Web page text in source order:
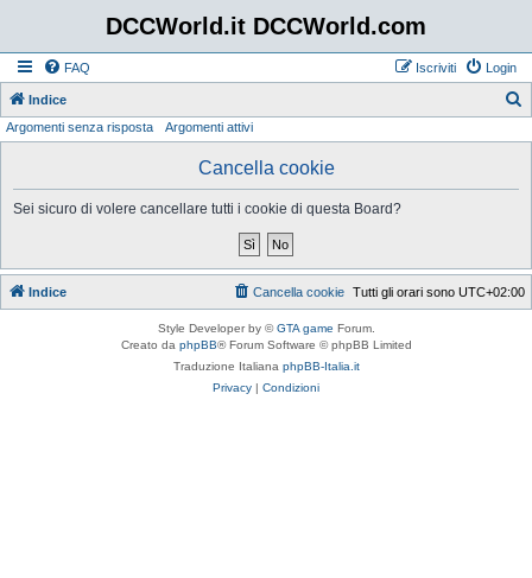
DCCWorld.it DCCWorld.com
FAQ Login
Iscriviti
Indice
Argomenti senza risposta Argomenti attivi
Cancella cookie
Sei sicuro di volere cancellare tutti i cookie di questa Board?
Indice Tutti gli orari sono UTC+02:00
Cancella cookie
Style Developer by ©GTA game Forum.
Creato da phpBB® Forum Software © phpBB Limited
Traduzione Italiana phpBB-Italia.it
Privacy | Condizioni